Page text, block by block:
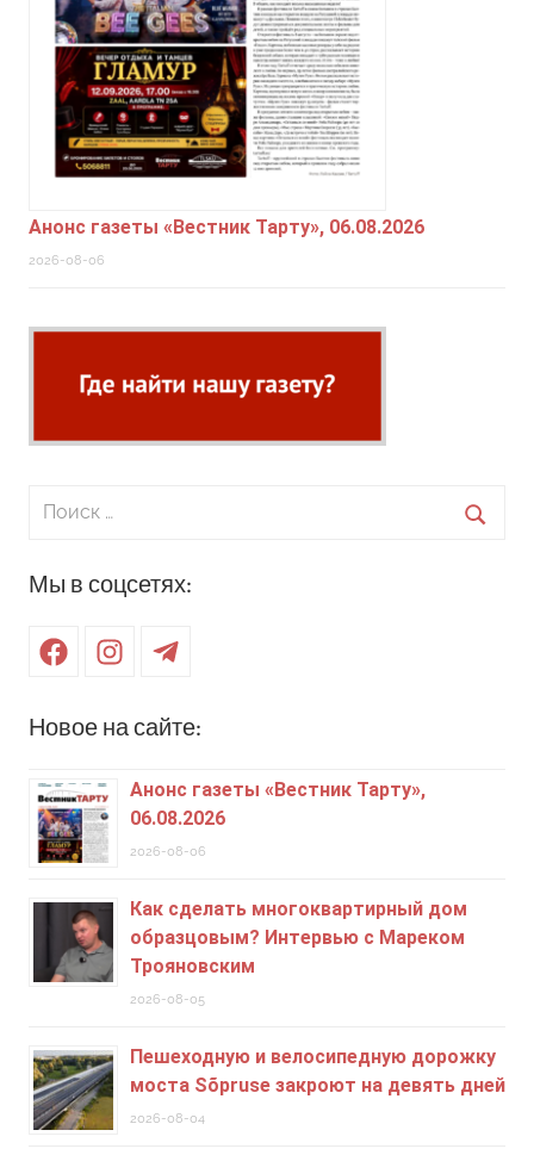
Анонс газеты «Вестник Тарту», 06.08.2026
2026-08-06
Поиск
Мы в соцсетях:
FacebookInstagramTelegram
Новое на сайте:
Анонс газеты «Вестник Тарту»,
06.08.2026
2026-08-06
Как сделать многоквартирный дом
образцовым? Интервью с Мареком
Трояновским
2026-08-05
Пешеходную и велосипедную дорожку
моста Sõpruse закроют на девять дней
2026-08-04